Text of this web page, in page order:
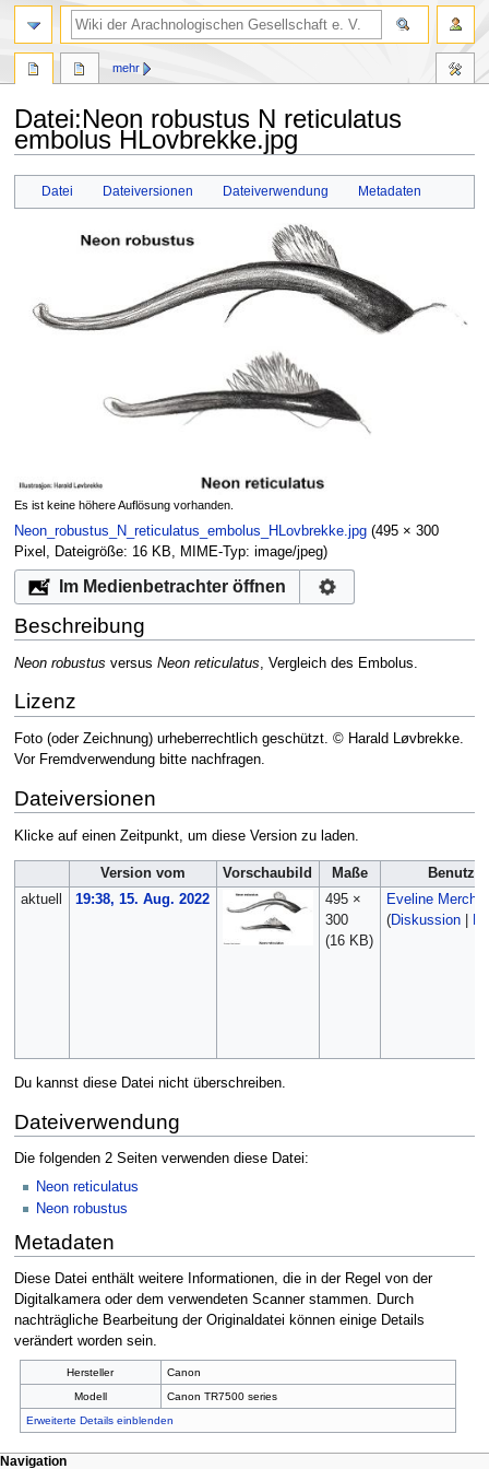
Datei:Neon robustus N reticulatus
embolus HLovbrekke.jpg
Datei Dateiversionen Dateiverwendung Metadaten
Es ist keine höhere Auflösung vorhanden.
Neon_robustus_N_reticulatus_embolus_HLovbrekke.jpg‎ (495 × 300
Pixel, Dateigröße: 16 KB, MIME-Typ: image/jpeg)
Im Medienbetrachter öffnen
Beschreibung
Neon robustus versus Neon reticulatus , Vergleich des Embolus.
Lizenz
Foto (oder Zeichnung) urheberrechtlich geschützt. © Harald Løvbrekke.
Vor Fremdverwendung bitte nachfragen.
Dateiversionen
Klicke auf einen Zeitpunkt, um diese Version zu laden.
Version vom Vorschaubild Maße
Benutzer
aktuell
19:38, 15. Aug. 2022
495 ×
300
(16 KB)
Eveline
(Diskussion|
Du kannst diese Datei nicht überschreiben.
Dateiverwendung
Die folgenden 2 Seiten verwenden diese Datei:
Neon reticulatus
Neon robustus
Metadaten
Diese Datei enthält weitere Informationen, die in der Regel von der
Digitalkamera oder dem verwendeten Scanner stammen. Durch
nachträgliche Bearbeitung der Originaldatei können einige Details
verändert worden sein.
Hersteller
Canon
Modell
Canon TR7500 series
Erweiterte Details einblenden
mehr
Navigation